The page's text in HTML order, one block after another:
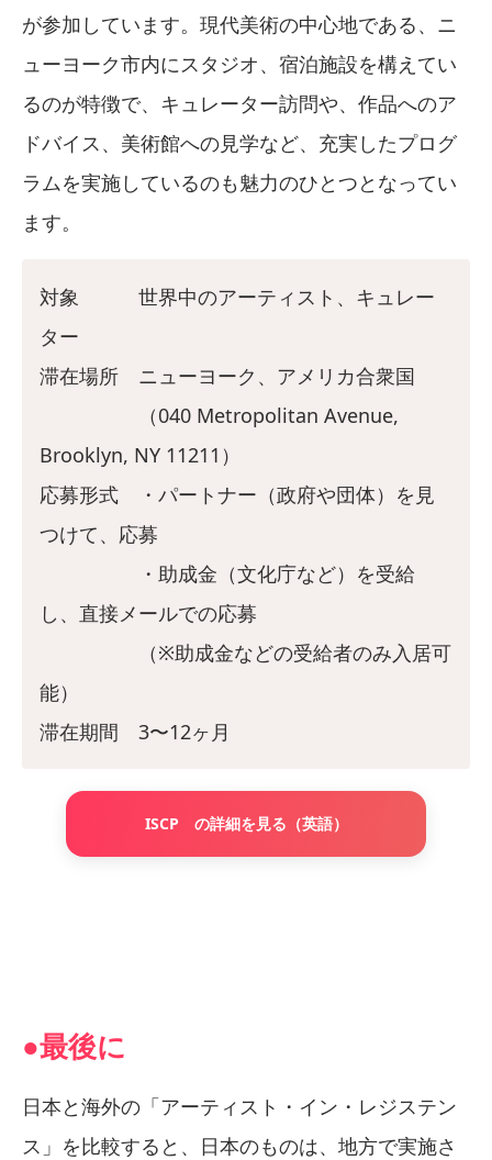
が参加しています。現代美術の中心地である、ニ
ューヨーク市内にスタジオ、宿泊施設を構えてい
るのが特徴で、キュレーター訪問や、作品へのア
ドバイス、美術館への見学など、充実したプログ
ラムを実施しているのも魅力のひとつとなってい
ます。
対象 世界中のアーティスト、キュレー
ター
滞在場所 ニューヨーク、アメリカ合衆国
（040 Metropolitan Avenue,
Brooklyn, NY 11211）
応募形式 ・パートナー（政府や団体）を見
つけて、応募
・助成金（文化庁など）を受給
し、直接メールでの応募
（※助成金などの受給者のみ入居可
能）
滞在期間 3〜12ヶ月
ISCP の詳細を見る（英語）
●最後に
日本と海外の「アーティスト・イン・レジステン
ス」を比較すると、日本のものは、地方で実施さ